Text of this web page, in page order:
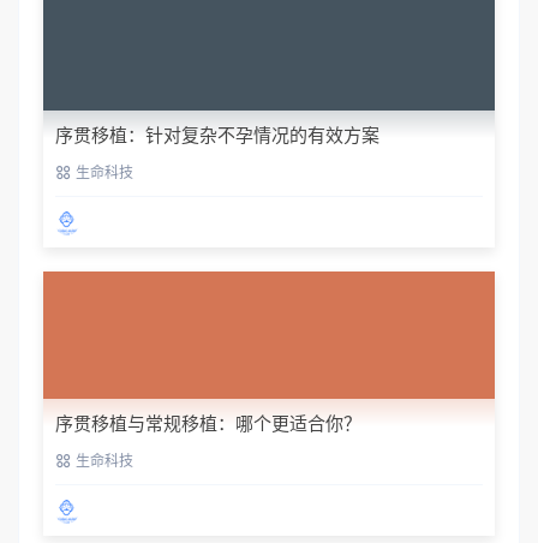
序贯移植：针对复杂不孕情况的有效方案
生命科技
序贯移植与常规移植：哪个更适合你？
生命科技